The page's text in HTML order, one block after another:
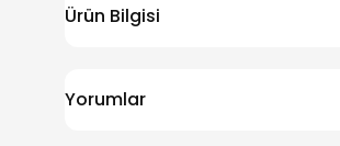
Ürün Bilgisi
Yorumlar